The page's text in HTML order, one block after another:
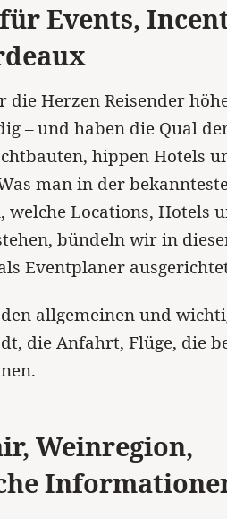
Events,
die Herzen Reisender
– und haben die Qual
hippen Hotels
man in der
Locations, Hotels
bündeln wir in
Eventplaner
allgemeinen und
die Anfahrt, Flüge, die
Weinregion,